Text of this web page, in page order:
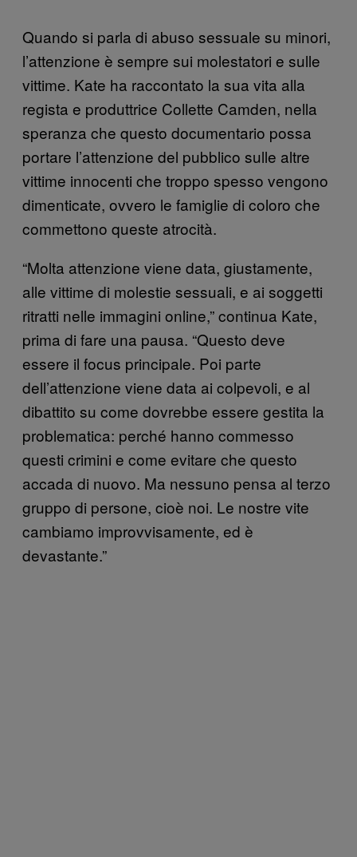
Quando si parla di abuso sessuale su minori,
l’attenzione è sempre sui molestatori e sulle
vittime. Kate ha raccontato la sua vita alla
regista e produttrice Collette Camden, nella
speranza che questo documentario possa
portare l’attenzione del pubblico sulle altre
vittime innocenti che troppo spesso vengono
dimenticate, ovvero le famiglie di coloro che
commettono queste atrocità.
“Molta attenzione viene data, giustamente,
alle vittime di molestie sessuali, e ai soggetti
ritratti nelle immagini online,” continua Kate,
prima di fare una pausa. “Questo deve
essere il focus principale. Poi parte
dell’attenzione viene data ai colpevoli, e al
dibattito su come dovrebbe essere gestita la
problematica: perché hanno commesso
questi crimini e come evitare che questo
accada di nuovo. Ma nessuno pensa al terzo
gruppo di persone, cioè noi. Le nostre vite
cambiamo improvvisamente, ed è
devastante.”